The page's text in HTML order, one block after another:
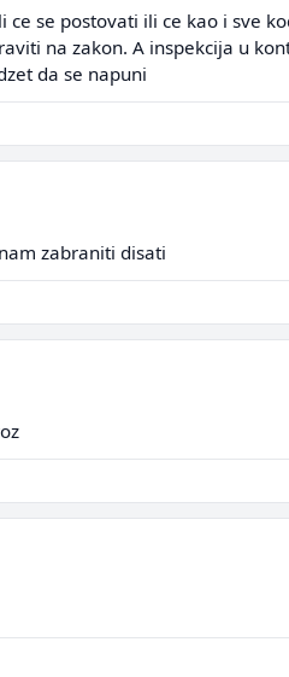
ce se postovati ili ce kao i sve
na zakon. A inspekcija u
da se napuni
zabraniti disati